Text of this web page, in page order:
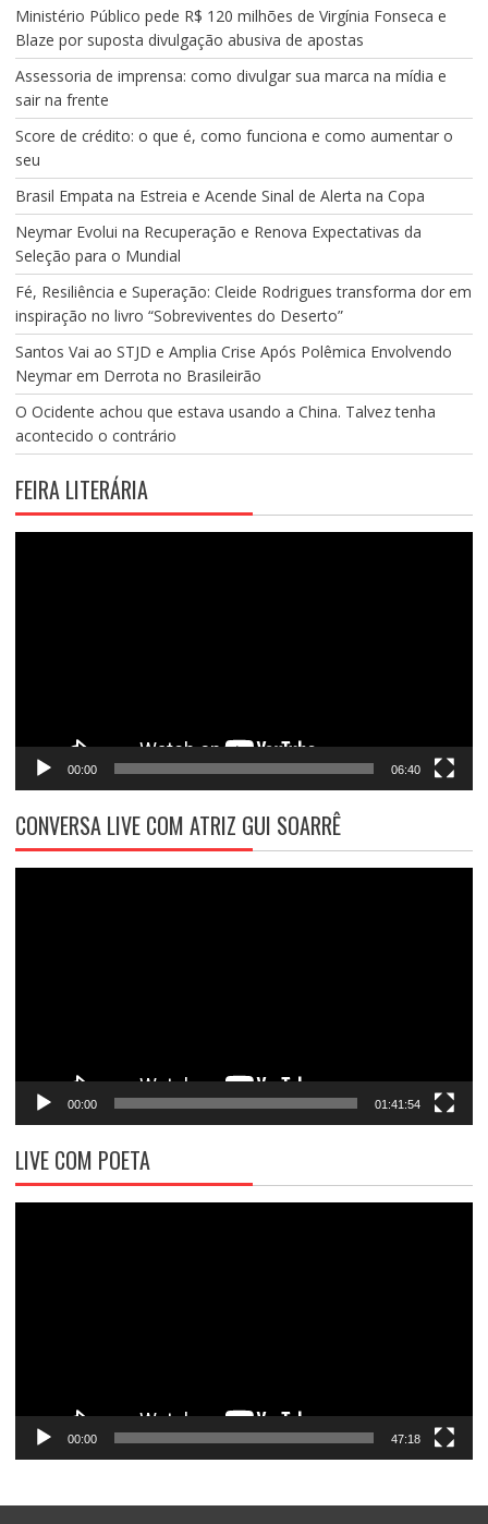
Ministério Público pede R$ 120 milhões de Virgínia Fonseca e
Blaze por suposta divulgação abusiva de apostas
Assessoria de imprensa: como divulgar sua marca na mídia e
sair na frente
Score de crédito: o que é, como funciona e como aumentar o
seu
Brasil Empata na Estreia e Acende Sinal de Alerta na Copa
Neymar Evolui na Recuperação e Renova Expectativas da
Seleção para o Mundial
Fé, Resiliência e Superação: Cleide Rodrigues transforma dor em
inspiração no livro “Sobreviventes do Deserto”
Santos Vai ao STJD e Amplia Crise Após Polêmica Envolvendo
Neymar em Derrota no Brasileirão
O Ocidente achou que estava usando a China. Talvez tenha
acontecido o contrário
FEIRA LITERÁRIA
00:00 06:40
CONVERSA LIVE COM ATRIZ GUI SOARRÊ
00:00 01:41:54
LIVE COM POETA
00:00 47:18